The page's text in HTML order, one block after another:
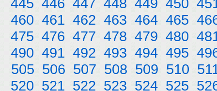
445 446 447 448 449 450
460 461 462 463 464 465
475 476 477 478 479 480
490 491 492 493 494 495
505 506 507 508 509 510
520 521 522 523 524 525